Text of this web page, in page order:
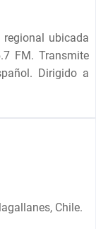
ubicada
FM. Transmite
Dirigido a
Chile.